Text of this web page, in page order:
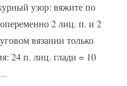
узор: вяжите по
2 лиц. п. и 2
вязании только
24 п. лиц. глади = 10